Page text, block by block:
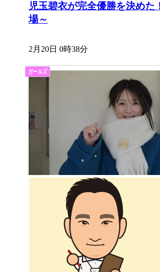
児玉碧衣が完全優勝を決めた
場～
2月20日 0時38分